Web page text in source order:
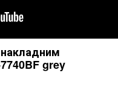
grey